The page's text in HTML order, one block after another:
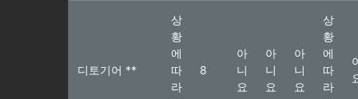
디토기어 **
상
황
에
따
라
8
아
니
요
아
니
요
아
니
요
상
황
에
따
라